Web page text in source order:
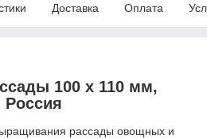
Доставка Оплата
100 х 110 мм,
рассады овощных и